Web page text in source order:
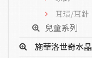
耳環/耳針
兒童系列
施華洛世奇水晶